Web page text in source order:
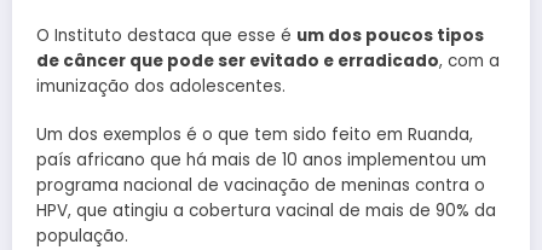
O Instituto destaca que esse é um dos poucos tipos
de câncer que pode ser evitado e erradicado, com a
imunização dos adolescentes.
Um dos exemplos é o que tem sido feito em Ruanda,
país africano que há mais de 10 anos implementou um
programa nacional de vacinação de meninas contra o
HPV, que atingiu a cobertura vacinal de mais de 90% da
população.